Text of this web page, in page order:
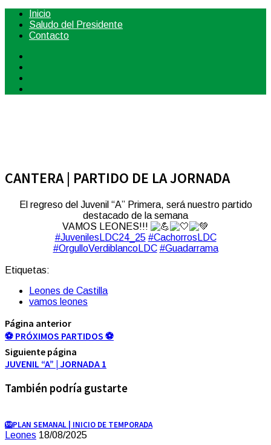
Inicio
Saludo del Presidente
Contacto
CANTERA | PARTIDO DE LA JORNADA
El regreso del Juvenil “A” Primera, será nuestro partido
destacado de la semana
VAMOS LEONES!!!
#JuvenilesLDC24_25 #CachorrosLDC
#OrgulloVerdiblancoLDC #Guadarrama
Etiquetas:
Leones de Castilla
vamos leones
Página anterior
⚽ PRÓXIMOS PARTIDOS ⚽
Siguiente página
JUVENIL “A” | JORNADA 1
También podría gustarte
🦁PLAN SEMANAL | INICIO DE TEMPORADA
Leones 18/08/2025